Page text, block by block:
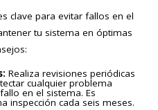
clave para evitar fallos en el
tu sistema en óptimas
Realiza revisiones periódicas
cualquier problema
en el sistema. Es
inspección cada seis meses.